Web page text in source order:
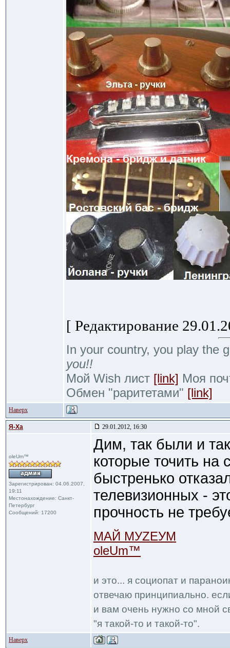
[ Редактирование
In your country, you play the
you!!
Мой Wish лист [link] Моя
Обмен "раритетами" [link]
Наверх
Я-Ха 29.01.2012, 16:30
oleUm™
Зарегистрирован: 04.06.2007,
19:11
Местонахождение: Санкт-
Петербург
Сообщений: 17200
Дим, так были и
которые точить на
быстренько
телевизионных -
прочность не
МАЙ МУZЕУМ
oleUm™
и это... я социопат и
отвечаю принципиально.
и вам очень нужно со мной
"я такой-то и такой-то".
Наверх